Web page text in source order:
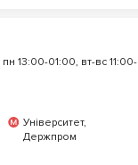
пн 13:00-01:00, вт-вс 11:00-
Університет,
Держпром